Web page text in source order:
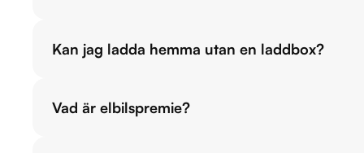
Kan jag ladda hemma utan en laddbox?
Vad är elbilspremie?